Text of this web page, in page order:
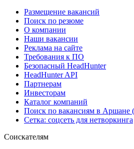
Размещение вакансий
Поиск по резюме
О компании
Наши вакансии
Реклама на сайте
Требования к ПО
Безопасный HeadHunter
HeadHunter API
Партнерам
Инвесторам
Каталог компаний
Поиск по вакансиям в Аршане
Сетка: соцсеть для нетворкинга
Соискателям